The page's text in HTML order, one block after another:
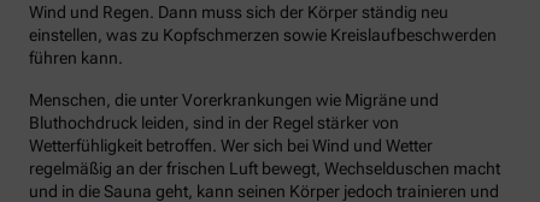
Wind und Regen. Dann muss sich der Körper ständig neu
einstellen, was zu Kopfschmerzen sowie Kreislaufbeschwerden
führen kann.
Menschen, die unter Vorerkrankungen wie Migräne und
Bluthochdruck leiden, sind in der Regel stärker von
Wetterfühligkeit betroffen. Wer sich bei Wind und Wetter
regelmäßig an der frischen Luft bewegt, Wechselduschen macht
und in die Sauna geht, kann seinen Körper jedoch trainieren und